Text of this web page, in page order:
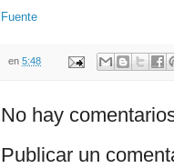
Fuente
en 5:48
No hay
Publicar un